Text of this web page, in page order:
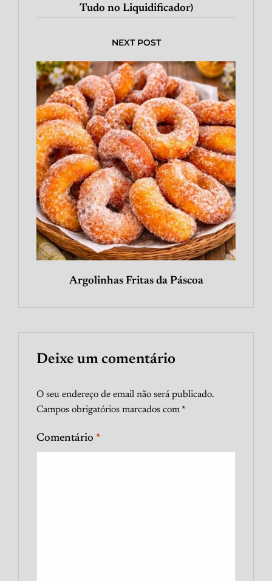
Tudo no Liquidificador)
NEXT POST
Argolinhas Fritas da Páscoa
Deixe um comentário
O seu endereço de email não será publicado.
Campos obrigatórios marcados com *
Comentário *